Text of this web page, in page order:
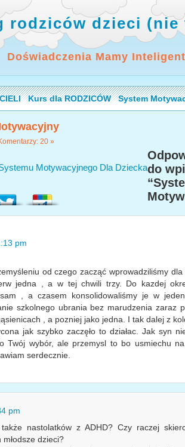
rodziców dzieci (nie
Doświadczenia Mamy
Kurs dla RODZICÓW System
20 »
Motywacyjnego Dla Dzieckado
pm
od czego zacząć wprowadziliśmy
jedna , a w tej chwili trzy. Do kazdej
, a czasem konsolidowaliśmy je w
szkolnego ubrania bez marudzenia zaraz
, a pozniej jako jedna. I tak dalej z
jak szybko zaczęło to działac. Jak syn
Twój wybór, ale przemysl to bo usmiechu
serdecznie.
pm
nastolatków z ADHD? Czy raczej
dzieci?